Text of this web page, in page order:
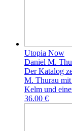
Utopia Now
Daniel M.
Der Katalog
M. Thurau mit
Kelm und
36.00 €